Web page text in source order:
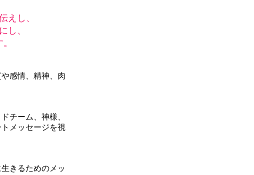
えし、
し、
感情、精神、肉
チーム、神様、
メッセージを視
きるためのメッ